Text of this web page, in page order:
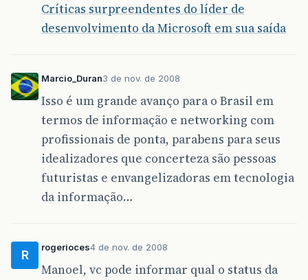
Críticas surpreendentes do líder de
desenvolvimento da Microsoft em sua saída
Marcio_Duran3 de nov. de 2008
Isso é um grande avanço para o Brasil em
termos de informação e networking com
profissionais de ponta, parabens para seus
idealizadores que concerteza são pessoas
futuristas e envangelizadoras em tecnologia
da informação…
R
rogerioces4 de nov. de 2008
Manoel, vc pode informar qual o status da